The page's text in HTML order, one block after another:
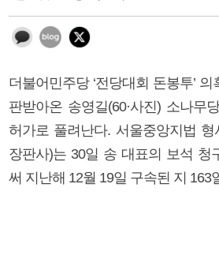
더불어민주당 ‘전당대회 돈봉투’
판받아온 송영길(60·사진) 소나무
허가로 풀려난다. 서울중앙지법 형
장판사)는 30일 송 대표의 보석 청
써 지난해 12월 19일 구속된 지 163